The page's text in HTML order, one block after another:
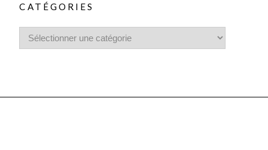
CATÉGORIES